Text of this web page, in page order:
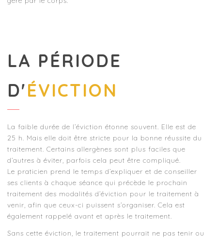
LA PÉRIODE
D'ÉVICTION
La faible durée de l’éviction étonne souvent. Elle est de
25 h. Mais elle doit être stricte pour la bonne réussite du
traitement. Certains allergènes sont plus faciles que
d’autres à éviter, parfois cela peut être compliqué.
Le praticien prend le temps d’expliquer et de conseiller
ses clients à chaque séance qui précède le prochain
traitement des modalités d’éviction pour le traitement à
venir, afin que ceux-ci puissent s’organiser. Cela est
également rappelé avant et après le traitement.
Sans cette éviction, le traitement pourrait ne pas tenir ou